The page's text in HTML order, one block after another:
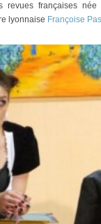
revues françaises
lyonnaise Françoise